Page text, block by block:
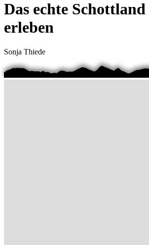
Das echte Schottland
erleben
Sonja Thiede